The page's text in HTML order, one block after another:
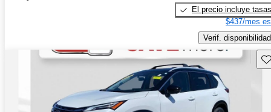
El precio incluye tasas
$437/mes
Verif. disponibilidad